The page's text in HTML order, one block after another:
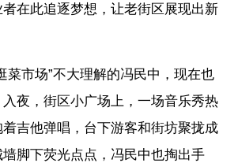
在此追逐梦想，让老街区展现出新
菜市场”不大理解的冯民中，现在也
夜，街区小广场上，一场音乐秀热
吉他弹唱，台下游客和街坊聚拢成
脚下荧光点点，冯民中也掏出手